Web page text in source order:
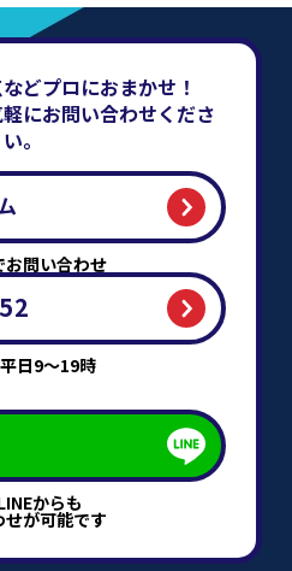
どプロにおまかせ！
にお問い合わせくださ
い。
お問い合わせ
日9～19時
からも
せが可能です